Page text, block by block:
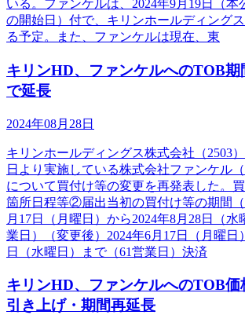
いる。ファンケルは、2024年9月19日（本
の開始日）付で、キリンホールディング
る予定。また、ファンケルは現在、東
キリンHD、ファンケルへのTOB期
で延長
2024年08月28日
キリンホールディングス株式会社（2503
日より実施している株式会社ファンケル
について買付け等の変更を再発表した。
箇所日程等②届出当初の買付け等の期間
月17日（月曜日）から2024年8月28日（水
業日）（変更後）2024年6月17日（月曜日
日（水曜日）まで（61営業日）決済
キリンHD、ファンケルへのTOB価
引き上げ・期間再延長